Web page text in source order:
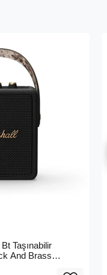
Taşınabilir
And Brass